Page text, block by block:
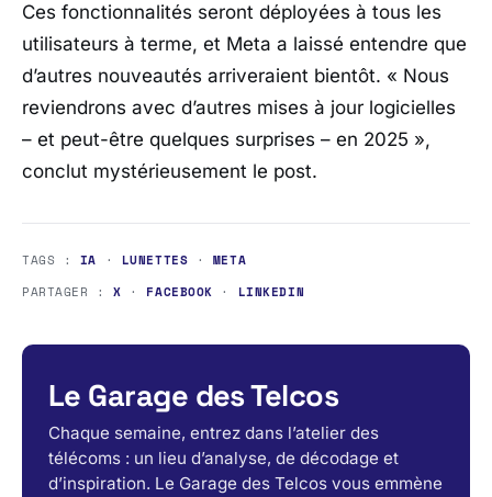
Ces fonctionnalités seront déployées à tous les
utilisateurs à terme, et Meta a laissé entendre que
d’autres nouveautés arriveraient bientôt. « Nous
reviendrons avec d’autres mises à jour logicielles
– et peut-être quelques surprises – en 2025 »,
conclut mystérieusement le post.
TAGS : IA · LUNETTES · META
PARTAGER :X · FACEBOOK · LINKEDIN
Le Garage des Telcos
Chaque semaine, entrez dans l’atelier des
télécoms : un lieu d’analyse, de décodage et
d’inspiration. Le Garage des Telcos vous emmène